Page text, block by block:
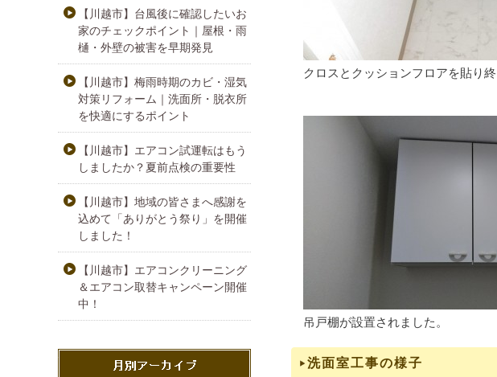
クロスとクッションフロアを貼り終
吊戸棚が設置されました。
洗面室工事の様子
【川越市】台風後に確認したいお
家のチェックポイント｜屋根・雨
樋・外壁の被害を早期発見
【川越市】梅雨時期のカビ・湿気
対策リフォーム｜洗面所・脱衣所
を快適にするポイント
【川越市】エアコン試運転はもう
しましたか？夏前点検の重要性
【川越市】地域の皆さまへ感謝を
込めて「ありがとう祭り」を開催
しました！
【川越市】エアコンクリーニング
＆エアコン取替キャンペーン開催
中！